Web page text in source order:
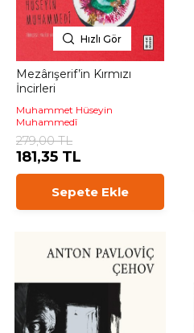
Hızlı Gör
Mezârışerif’in Kırmızı
İncirleri
Muhammet Hüseyin
Muhammedî
279,00 TL
181,35 TL
Sepete Ekle